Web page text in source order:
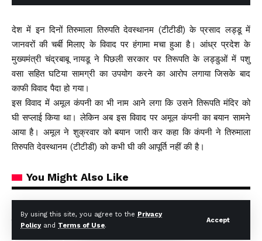
By using this site, you agree to the Privacy
Policyand Terms of Use.
Accept
देश में इन दिनों तिरुमाला तिरुपति देवस्थानम (टीटीडी) के प्रसाद लड्डू में
जानवरों की चर्बी मिलाए के विवाद पर हंगामा मचा हुआ है। आंध्र प्रदेश के
मुख्यमंत्री चंद्रबाबू नायडू ने पिछली सरकार पर तिरूपति के लड्डुओं में पशु
वसा सहित घटिया सामग्री का उपयोग करने का आरोप लगाया जिसके बाद
काफी विवाद पैदा हो गया।
इस विवाद में अमूल कंपनी का भी नाम आने लगा कि उसने तिरूपति मंदिर को
घी सप्लाई किया था। लेकिन अब इस विवाद पर अमूल कंपनी का बयान सामने
आया है। अमूल ने शुक्रवार को बयान जारी कर कहा कि कंपनी ने तिरुमाला
तिरुपति देवस्थानम (टीटीडी) को कभी घी की आपूर्ति नहीं की है।
You Might Also Like
₹1109 करोड़ बैंक धोखाधड़ी मामले में CBI की बड़ी कार्रवाई, उत्तराखंड समेत
चार राज्यों में छापेमारी